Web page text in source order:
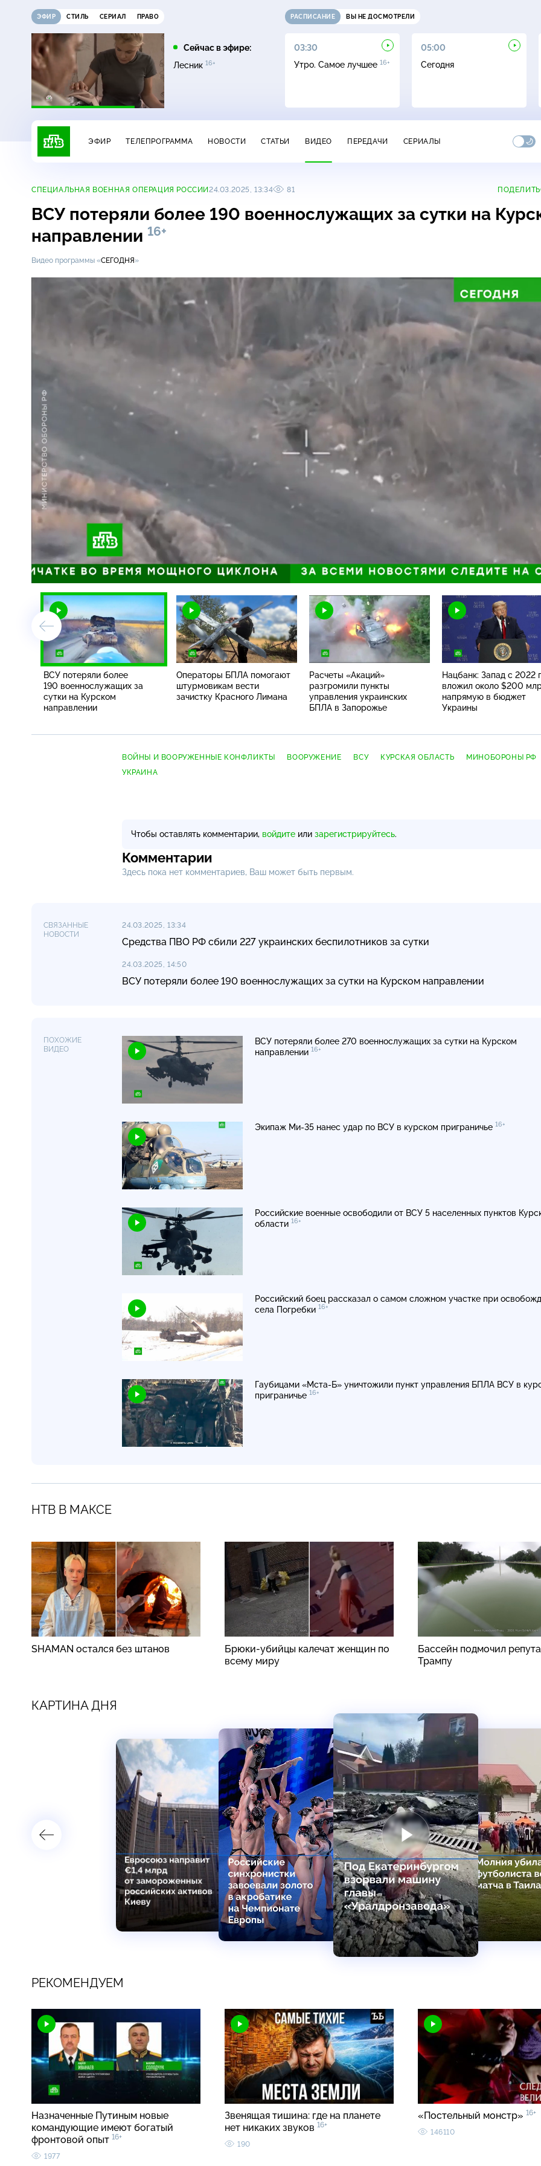
ЭФИР СТИЛЬ СЕРИАЛ ПРАВО
Сейчас в эфире:
Лесник 16+
РАСПИСАНИЕ ВЫ НЕ ДОСМОТРЕЛИ
22:30
Темная лошадка
16+
01:45
Лесник16+
03:30
Утро. Самое лучшее 16+
05:00
Сегодня
ЭФИР ТЕЛЕПРОГРАММА НОВОСТИ СТАТЬИ ВИДЕО ПЕРЕДАЧИ СЕРИАЛЫ
СПЕЦИАЛЬНАЯ ВОЕННАЯ ОПЕРАЦИЯ РОССИИ24.03.2025, 13:34 81
ВСУ потеряли более 190 военнослужащих за сутки на
направлении 16+
Видео программы «СЕГОДНЯ»
/
ВСУ потеряли более
190 военнослужащих за
сутки на Курском
направлении
Операторы БПЛА помогают
штурмовикам вести
зачистку Красного Лимана
Расчеты «Акаций»
разгромили пункты
управления украинских
БПЛА в Запорожье
Нацбанк: Запад с 2022
вложил около $200
напрямую в бюджет
Украины
ВОЙНЫ И ВООРУЖЕННЫЕ КОНФЛИКТЫ ВООРУЖЕНИЕ ВСУ КУРСКАЯ ОБЛАСТЬ
МИНОБОРОНЫ РФ
УКРАИНА
Чтобы оставлять комментарии, войдите или зарегистрируйтесь.
Комментарии
Здесь пока нет комментариев, Ваш может быть первым.
СВЯЗАННЫЕ
НОВОСТИ
24.03.2025, 13:34
Средства ПВО РФ сбили 227 украинских беспилотников за сутки
24.03.2025, 14:50
ВСУ потеряли более 190 военнослужащих за сутки на Курском направлении
ПОХОЖИЕ
ВИДЕО
ВСУ потеряли более 270 военнослужащих за сутки на Курском
направлении 16+
Экипаж Ми-35 нанес удар по ВСУ в курском приграничье 16+
Российские военные освободили от ВСУ 5 населенных пунктов
области 16+
Российский боец рассказал о самом сложном участке при
села Погребки 16+
Гаубицами «Мста-Б» уничтожили пункт управления БПЛА ВСУ в
приграничье 16+
НТВ В МАКСЕ
SHAMAN остался без штанов
Брюки-убийцы калечат женщин по
всему миру
Бассейн подмочил
Трампу
КАРТИНА ДНЯ
РЕКОМЕНДУЕМ
Назначенные Путиным новые
командующие имеют богатый
фронтовой опыт 16+
1977
Звенящая тишина: где на планете
нет никаких звуков 16+
190
«Постельный монстр» 16+
146110